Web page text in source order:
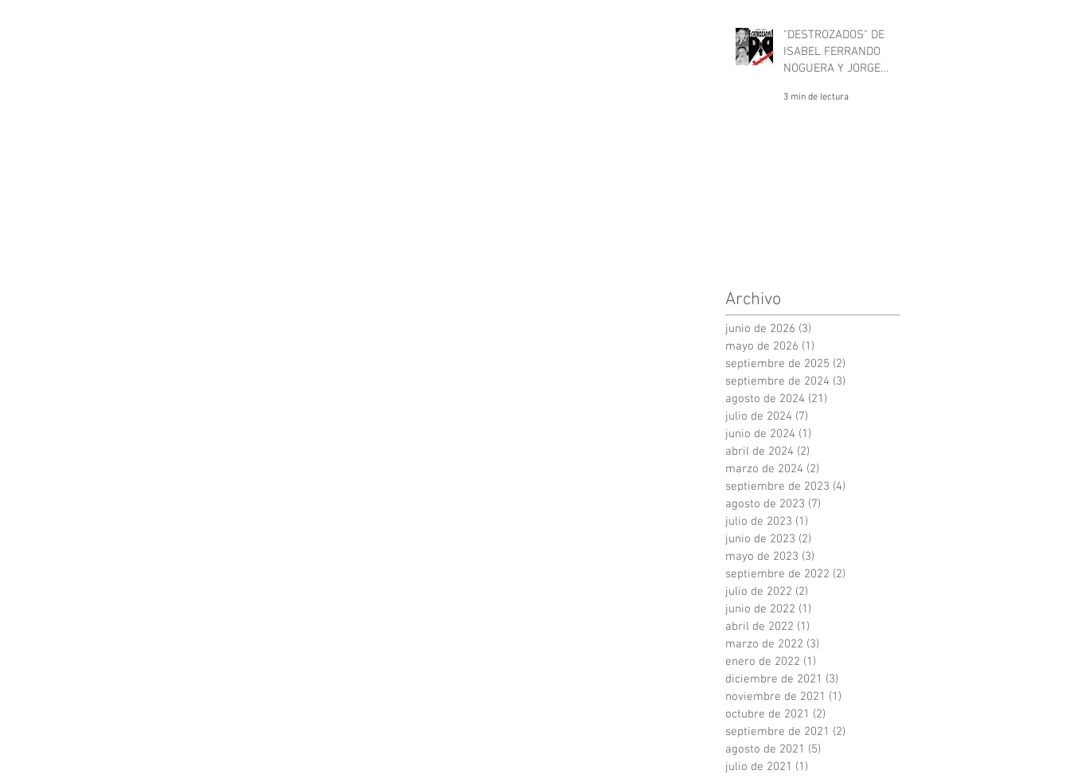
"DESTROZADOS" DE
ISABEL FERRANDO
NOGUERA Y JORGE
3 min de lectura
Archivo
junio de 2026 (3)
mayo de 2026 (1)
septiembre de 2025 (2)
septiembre de 2024 (3)
agosto de 2024 (21)
julio de 2024 (7)
junio de 2024 (1)
abril de 2024 (2)
marzo de 2024 (2)
septiembre de 2023 (4)
agosto de 2023 (7)
julio de 2023 (1)
junio de 2023 (2)
mayo de 2023 (3)
septiembre de 2022 (2)
julio de 2022 (2)
junio de 2022 (1)
abril de 2022 (1)
marzo de 2022 (3)
enero de 2022 (1)
diciembre de 2021 (3)
noviembre de 2021 (1)
octubre de 2021 (2)
septiembre de 2021 (2)
agosto de 2021 (5)
julio de 2021 (1)